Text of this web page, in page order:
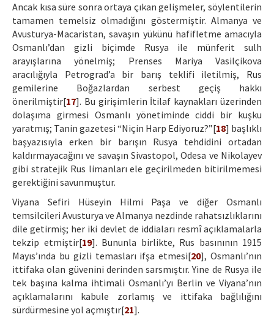
Ancak kısa süre sonra ortaya çıkan gelişmeler, söylentilerin
tamamen temelsiz olmadığını göstermiştir. Almanya ve
Avusturya-Macaristan, savaşın yükünü hafifletme amacıyla
Osmanlı’dan gizli biçimde Rusya ile münferit sulh
arayışlarına yönelmiş; Prenses Mariya Vasilçikova
aracılığıyla Petrograd’a bir barış teklifi iletilmiş, Rus
gemilerine Boğazlardan serbest geçiş hakkı
önerilmiştir[17]. Bu girişimlerin İtilaf kaynakları üzerinden
dolaşıma girmesi Osmanlı yönetiminde ciddi bir kuşku
yaratmış; Tanin gazetesi “Niçin Harp Ediyoruz?”[18] başlıklı
başyazısıyla erken bir barışın Rusya tehdidini ortadan
kaldırmayacağını ve savaşın Sivastopol, Odesa ve Nikolayev
gibi stratejik Rus limanları ele geçirilmeden bitirilmemesi
gerektiğini savunmuştur.
Viyana Sefiri Hüseyin Hilmi Paşa ve diğer Osmanlı
temsilcileri Avusturya ve Almanya nezdinde rahatsızlıklarını
dile getirmiş; her iki devlet de iddiaları resmî açıklamalarla
tekzip etmiştir[19]. Bununla birlikte, Rus basınının 1915
Mayıs’ında bu gizli temasları ifşa etmesi[20], Osmanlı’nın
ittifaka olan güvenini derinden sarsmıştır. Yine de Rusya ile
tek başına kalma ihtimali Osmanlı’yı Berlin ve Viyana’nın
açıklamalarını kabule zorlamış ve ittifaka bağlılığını
sürdürmesine yol açmıştır[21].